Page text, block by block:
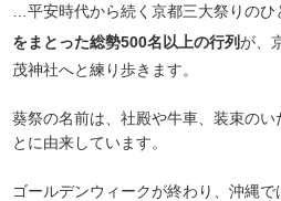
…平安時代から続く京都三大祭りの
をまとった総勢500名以上の行列が、
茂神社へと練り歩きます。
葵祭の名前は、社殿や牛車、装束のい
とに由来しています。
ゴールデンウィークが終わり、沖縄